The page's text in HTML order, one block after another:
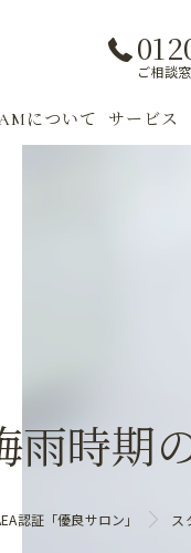
ご相談
について サービス
女性専
時期
認証「優良サロン」 ス